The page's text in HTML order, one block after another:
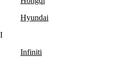
Hyundai
I
Infiniti